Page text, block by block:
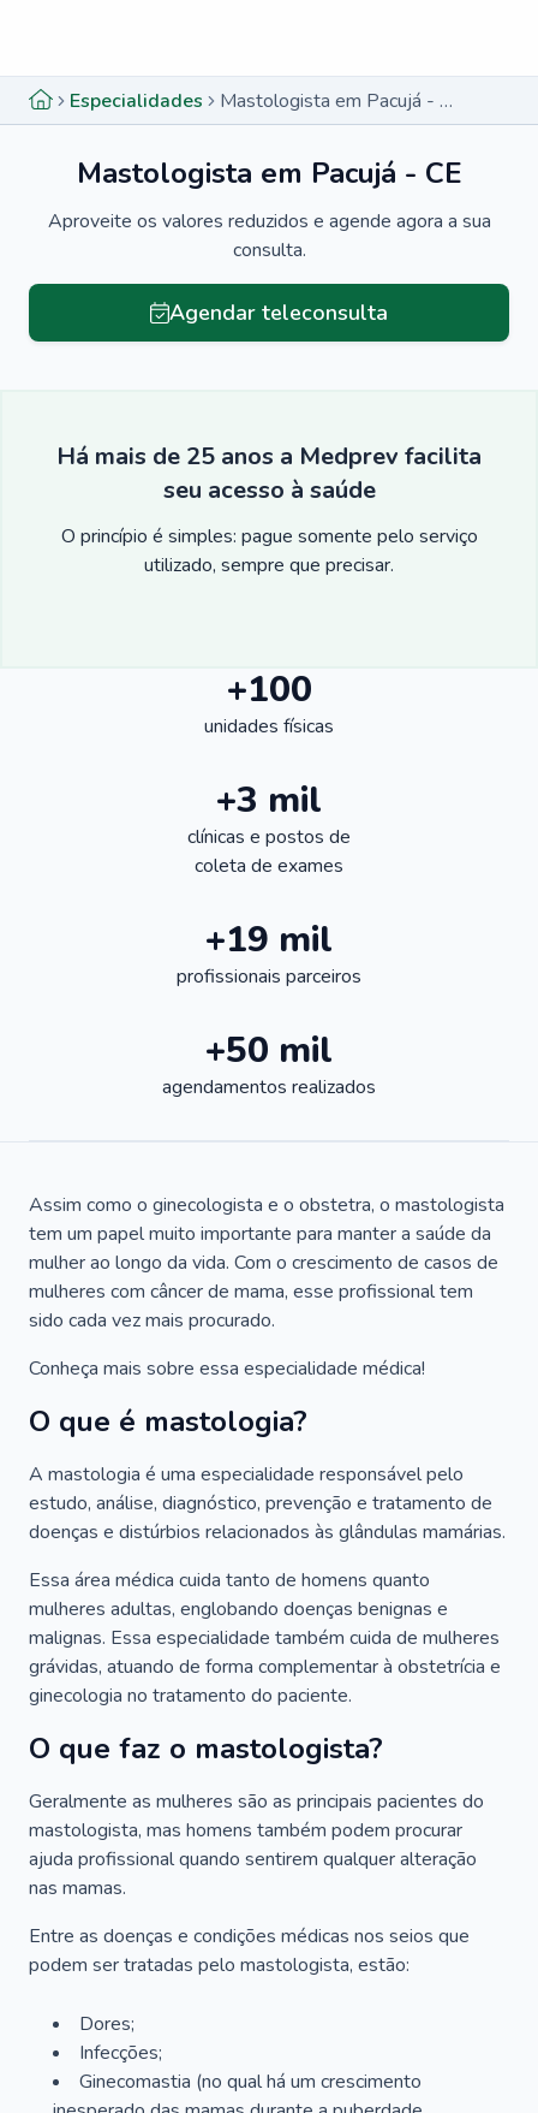
Especialidades Mastologista em Pacujá - CE
Mastologista em Pacujá - CE
Aproveite os valores reduzidos e agende agora a sua
consulta.
Agendar teleconsulta
Há mais de 25 anos a Medprev facilita
seu acesso à saúde
O princípio é simples: pague somente pelo serviço
utilizado, sempre que precisar.
+100
unidades físicas
+3 mil
clínicas e postos de
coleta de exames
+19 mil
profissionais parceiros
+50 mil
agendamentos realizados
Assim como o ginecologista e o obstetra, o mastologista
tem um papel muito importante para manter a saúde da
mulher ao longo da vida. Com o crescimento de casos de
mulheres com câncer de mama, esse profissional tem
sido cada vez mais procurado.
Conheça mais sobre essa especialidade médica!
O que é mastologia?
A mastologia é uma especialidade responsável pelo
estudo, análise, diagnóstico, prevenção e tratamento de
doenças e distúrbios relacionados às glândulas mamárias.
Essa área médica cuida tanto de homens quanto
mulheres adultas, englobando doenças benignas e
malignas. Essa especialidade também cuida de mulheres
grávidas, atuando de forma complementar à obstetrícia e
ginecologia no tratamento do paciente.
O que faz o mastologista?
Geralmente as mulheres são as principais pacientes do
mastologista, mas homens também podem procurar
ajuda profissional quando sentirem qualquer alteração
nas mamas.
Entre as doenças e condições médicas nos seios que
podem ser tratadas pelo mastologista, estão:
Dores;
Infecções;
Ginecomastia (no qual há um crescimento